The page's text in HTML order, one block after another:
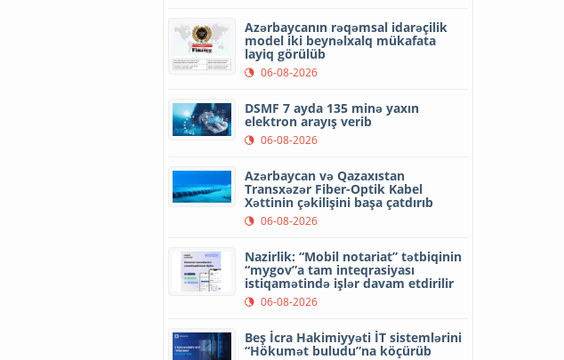
Azərbaycanın rəqəmsal idarəçilik
model iki beynəlxalq mükafata
layiq görülüb
06-08-2026
DSMF 7 ayda 135 minə yaxın
elektron arayış verib
06-08-2026
Azərbaycan və Qazaxıstan
Transxəzər Fiber-Optik Kabel
Xəttinin çəkilişini başa çatdırıb
06-08-2026
Nazirlik: “Mobil notariat” tətbiqinin
“mygov”a tam inteqrasiyası
istiqamətində işlər davam etdirilir
06-08-2026
Beş İcra Hakimiyyəti İT sistemlərini
“Hökumət buludu”na köçürüb